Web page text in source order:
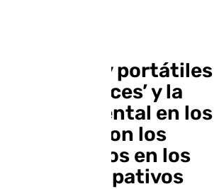
de tablets y portátiles
Andaluces’ y la
la salud mental en los
son los
más votados en los
Participativos